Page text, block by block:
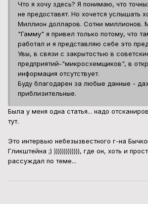
Что я хочу здесь? Я понимаю, что
не предоставят. Но хочется услышать
Миллион долларов. Сотни миллионов.
"Гамму" я привел только потому, что
работал и я представляю себе это
Увы, в связи с закрытостью в
предприятий-"микросхемщиков", в
информация отсутствует.
Буду благодарен за любые данные -
приблизительные.
Была у меня одна статья... надо
тут.
Это интервью небезызвестного г-на
Гликштейна ;) ))))))))))))), где он, хоть и
рассуждал по теме...